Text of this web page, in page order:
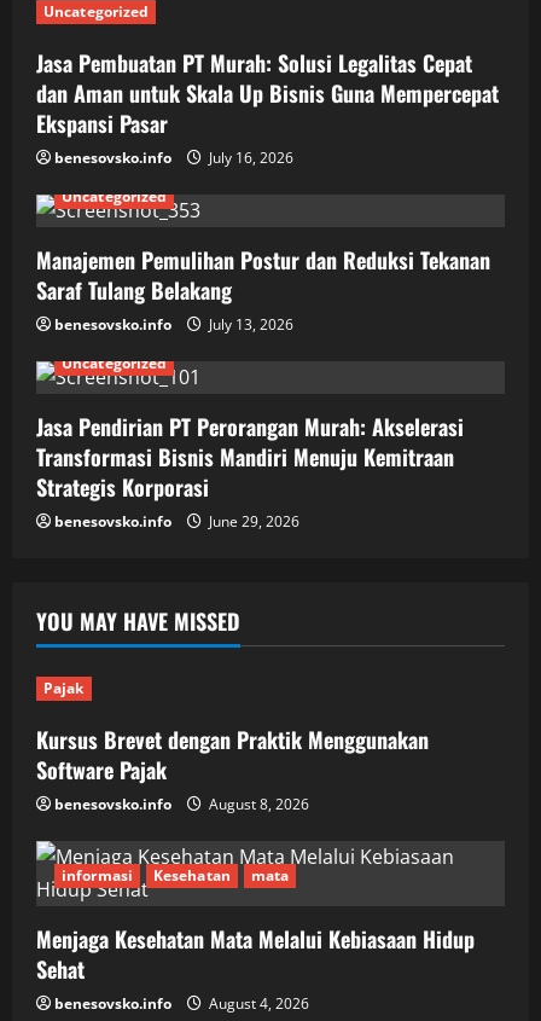
Uncategorized
Jasa Pembuatan PT Murah: Solusi Legalitas Cepat
dan Aman untuk Skala Up Bisnis Guna Mempercepat
Ekspansi Pasar
benesovsko.info
July 16, 2026
Uncategorized
Manajemen Pemulihan Postur dan Reduksi Tekanan
Saraf Tulang Belakang
benesovsko.info
July 13, 2026
Uncategorized
Jasa Pendirian PT Perorangan Murah: Akselerasi
Transformasi Bisnis Mandiri Menuju Kemitraan
Strategis Korporasi
benesovsko.info June 29, 2026
YOU MAY HAVE MISSED
Pajak
Kursus Brevet dengan Praktik Menggunakan
Software Pajak
benesovsko.info August 8, 2026
informasi Kesehatan mata
Menjaga Kesehatan Mata Melalui Kebiasaan Hidup
Sehat
benesovsko.info August 4, 2026